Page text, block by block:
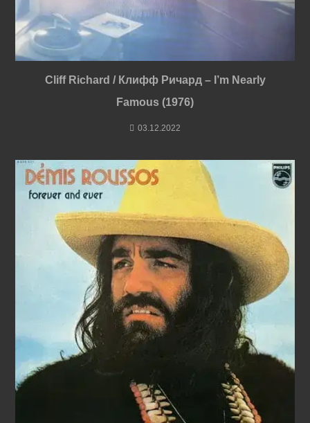
Cliff Richard / Клифф Ричард – I’m Nearly
Famous (1976)
03.12.2022